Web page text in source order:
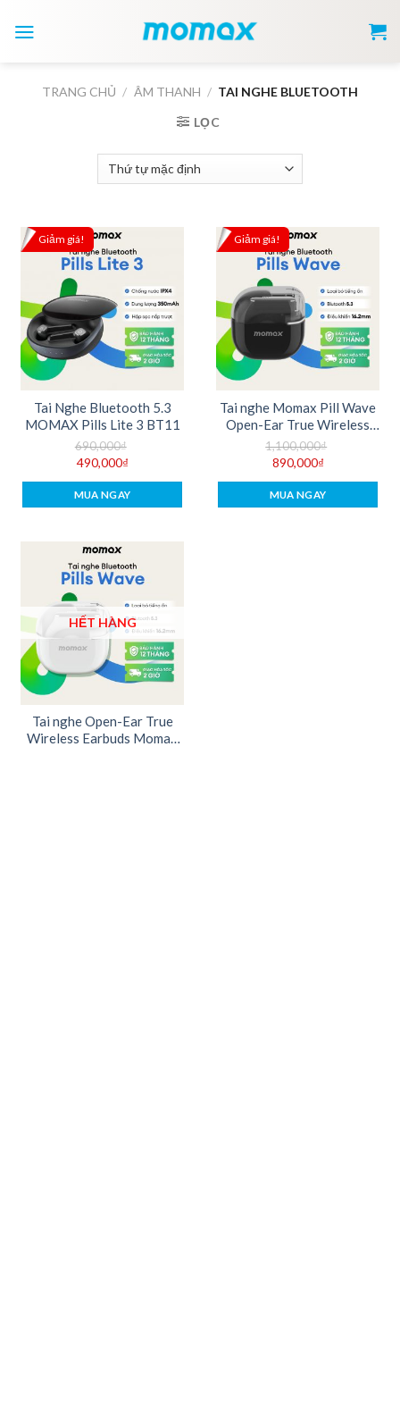
content
TRANG CHỦ / ÂM THANH / TAI NGHE BLUETOOTH
LỌC
Giảm giá!
Tai Nghe Bluetooth 5.3
MOMAX Pills Lite 3 BT11
690,000₫
490,000₫
MUA NGAY
Giảm giá!
Tai nghe Momax Pill Wave
Open-Ear True Wireless
Earbuds BT12
1,100,000₫
890,000₫
MUA NGAY
HẾT HÀNG
Tai nghe Open-Ear True
Wireless Earbuds Momax